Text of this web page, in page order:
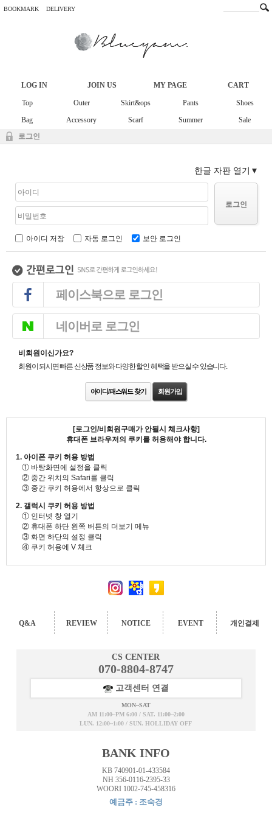
BOOKMARK DELIVERY
LOG IN JOIN US MY PAGE CART
Top Outer Skirt&ops Pants
Shoes
Bag
Accessory Scarf Summer
Sale
로그인
한글 자판 열기
로그인
아이디 저장 자동 로그인 보안 로그인
페이스북으로 로그인
네이버로 로그인
비회원이신가요?
회원이 되시면 빠른 신상품 정보와 다양한 할인 혜택을 받으실 수 있습니다.
아이디/패스워드 찾기 회원가입
[로그인/비회원구매가 안될시 체크사항]
휴대폰 브라우저의 쿠키를 허용해야 합니다.
1. 아이폰 쿠키 허용 방법
① 바탕화면에 설정을 클릭
② 중간 위치의 Safari를 클릭
③ 중간 쿠키 허용에서 항상으로 클릭
2. 갤럭시 쿠키 허용 방법
① 인터넷 창 열기
② 휴대폰 하단 왼쪽 버튼의 더보기 메뉴
③ 화면 하단의 설정 클릭
④ 쿠키 허용에 V 체크
Q&A REVIEW NOTICE EVENT 개인결제
CS CENTER
070-8804-8747
고객센터 연결
MON~SAT
AM 11:00~PM 6:00 / SAT. 11:00~2:00
LUN. 12:00~1:00 / SUN. HOLLIDAY OFF
BANK INFO
KB 740901-01-433584
NH 356-0116-2395-33
WOORI 1002-745-458316
예금주 : 조숙경